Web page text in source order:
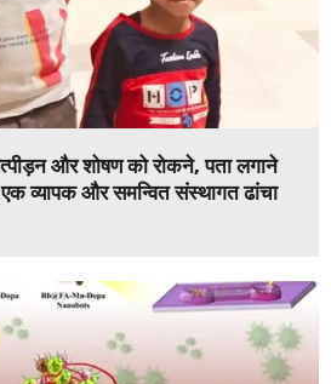
और शोषण को रोकने, पता लगाने
व्यापक और समन्वित संस्थागत ढांचा